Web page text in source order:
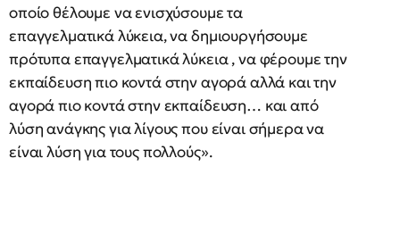
οποίο θέλουμε να ενισχύσουμε τα
επαγγελματικά λύκεια, να δημιουργήσουμε
πρότυπα επαγγελματικά λύκεια , να φέρουμε την
εκπαίδευση πιο κοντά στην αγορά αλλά και την
αγορά πιο κοντά στην εκπαίδευση… και από
λύση ανάγκης για λίγους που είναι σήμερα να
είναι λύση για τους πολλούς».